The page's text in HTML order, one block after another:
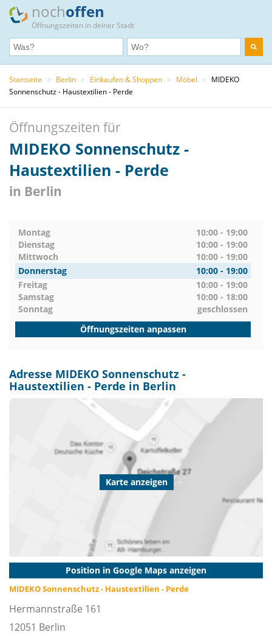
nochoffen
Öffnungszeiten in deiner Stadt
Startseite > Berlin > Einkaufen & Shoppen > Möbel > MIDEKO
Sonnenschutz - Haustextilien - Perde
Öffnungszeiten für
MIDEKO Sonnenschutz -
Haustextilien - Perde
in Berlin
Montag
10:00 - 19:00
Dienstag
10:00 - 19:00
Mittwoch
10:00 - 19:00
Donnerstag
10:00 - 19:00
Freitag
10:00 - 19:00
Samstag
10:00 - 18:00
Sonntag
geschlossen
Öffnungszeiten anpassen
Adresse MIDEKO Sonnenschutz -
Haustextilien - Perde in Berlin
Karte anzeigen
Position in Google Maps anzeigen
MIDEKO Sonnenschutz - Haustextilien - Perde
Hermannstraße 161
12051 Berlin